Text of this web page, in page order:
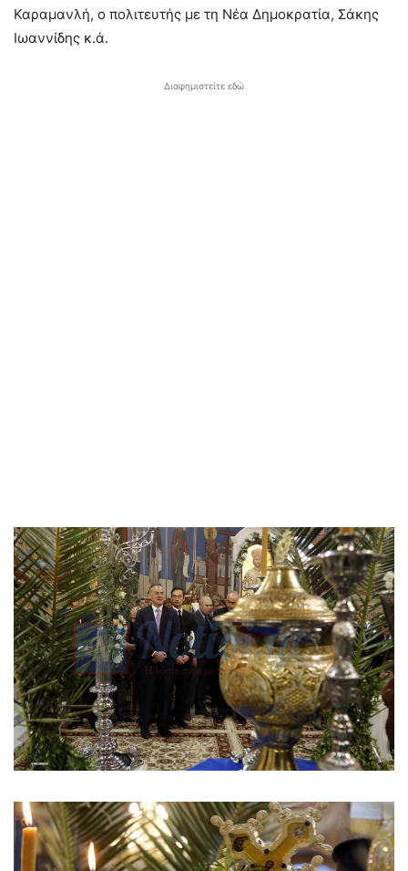
Καραμανλή, ο πολιτευτής με τη Νέα Δημοκρατία, Σάκης
Ιωαννίδης κ.ά.
Διαφημιστείτε εδώ